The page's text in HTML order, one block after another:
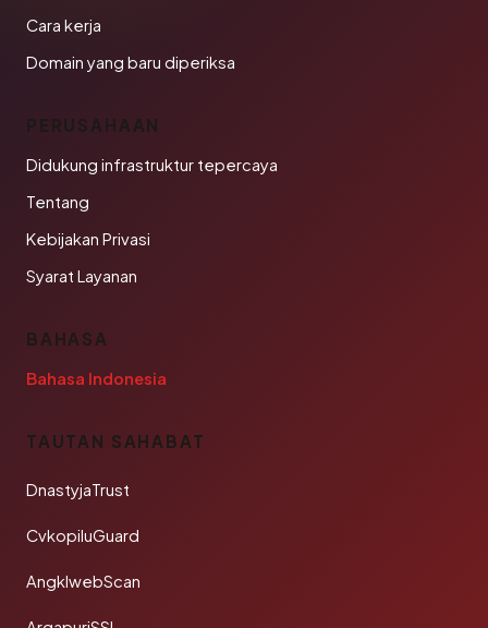
Cara kerja
Domain yang baru diperiksa
PERUSAHAAN
Didukung infrastruktur tepercaya
Tentang
Kebijakan Privasi
Syarat Layanan
BAHASA
Bahasa Indonesia
TAUTAN SAHABAT
DnastyjaTrust
CvkopiluGuard
AngklwebScan